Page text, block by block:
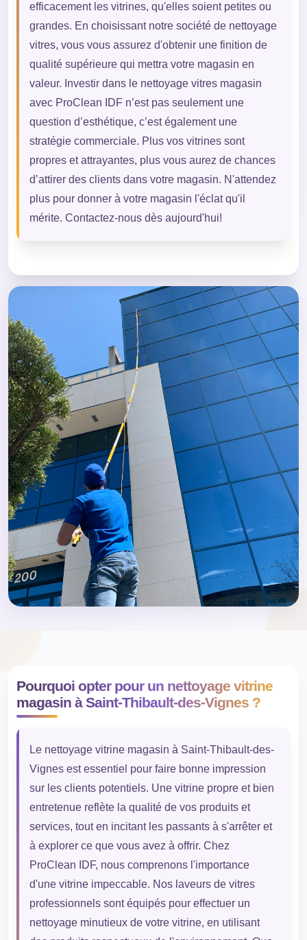
efficacement les vitrines, qu'elles soient petites ou
grandes. En choisissant notre société de nettoyage
vitres, vous vous assurez d'obtenir une finition de
qualité supérieure qui mettra votre magasin en
valeur. Investir dans le nettoyage vitres magasin
avec ProClean IDF n’est pas seulement une
question d’esthétique, c’est également une
stratégie commerciale. Plus vos vitrines sont
propres et attrayantes, plus vous aurez de chances
d’attirer des clients dans votre magasin. N'attendez
plus pour donner à votre magasin l'éclat qu'il
mérite. Contactez-nous dès aujourd'hui!
Pourquoi opter pour un nettoyage vitrine
magasin à Saint-Thibault-des-Vignes ?
Le nettoyage vitrine magasin à Saint-Thibault-des-
Vignes est essentiel pour faire bonne impression
sur les clients potentiels. Une vitrine propre et bien
entretenue reflète la qualité de vos produits et
services, tout en incitant les passants à s'arrêter et
à explorer ce que vous avez à offrir. Chez
ProClean IDF, nous comprenons l'importance
d'une vitrine impeccable. Nos laveurs de vitres
professionnels sont équipés pour effectuer un
nettoyage minutieux de votre vitrine, en utilisant